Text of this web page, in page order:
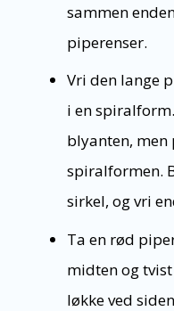
sammen
piperenser.
Vri den lange
i en
blyanten, men
spiralformen.
sirkel, og vri
Ta en rød
midten og
løkke ved